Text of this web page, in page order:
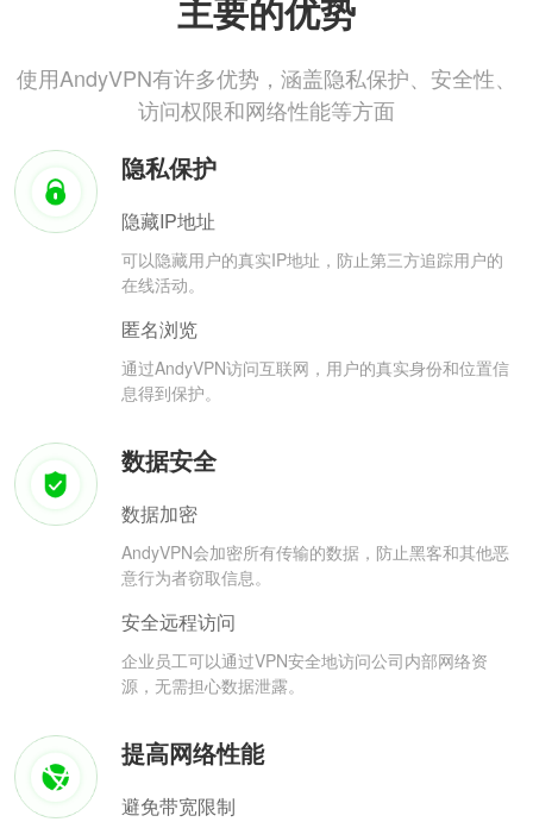
主要的优势
使用AndyVPN有许多优势，涵盖隐私保护、安全性、
访问权限和网络性能等方面
隐私保护
隐藏IP地址
可以隐藏用户的真实IP地址，防止第三方追踪用户的
在线活动。
匿名浏览
通过AndyVPN访问互联网，用户的真实身份和位置信
息得到保护。
数据安全
数据加密
AndyVPN会加密所有传输的数据，防止黑客和其他恶
意行为者窃取信息。
安全远程访问
企业员工可以通过VPN安全地访问公司内部网络资
源，无需担心数据泄露。
提高网络性能
避免带宽限制